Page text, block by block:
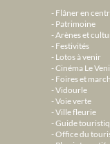
Flâner en
Patrimoine
Arènes et
Festivités
Lotos à venir
Cinéma Le
Foires et
Vidourle
Voie verte
Ville fleurie
Guide
Office du